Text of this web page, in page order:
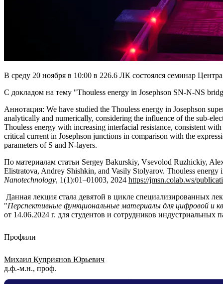
В среду 20 ноября в 10:00 в 226.6 ЛК состоялся семинар
С докладом на тему "Thouless energy in Josephson SN-N-NS
Аннотация: We have studied the Thouless energy in Josephson
analytically and numerically, considering the influence of the sub-
Thouless energy with increasing interfacial resistance, consistent
critical current in Josephson junctions in comparison with the
parameters of S and N-layers.
По материалам статьи Sergey Bakurskiy, Vsevolod Ruzhickiy,
Elistratova, Andrey Shishkin, and Vasily Stolyarov. Thouless
Nanotechnology, 1(1):01–01003, 2024 https://jmsn.colab.ws/
Данная лекция стала девятой в цикле специализированных
"Перспективные функциональные материалы для цифровой и
от 14.06.2024 г. для студентов и сотрудников индустриальных
Профили
Михаил Куприянов Юрьевич
д.ф.-м.н., проф.